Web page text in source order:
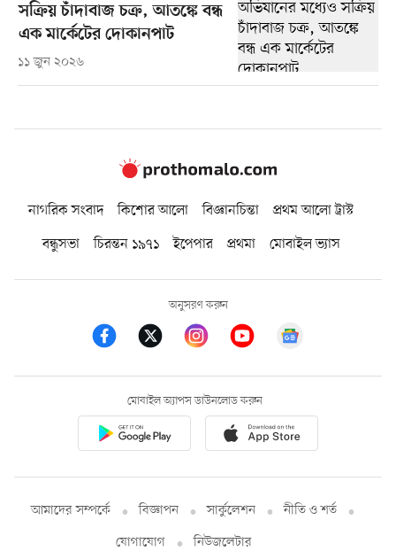
সক্রিয় চাঁদাবাজ চক্র, আতঙ্কে বন্ধ
এক মার্কেটের দোকানপাট
১১ জুন ২০২৬
নাগরিক সংবাদ কিশোর আলো বিজ্ঞানচিন্তা
প্রথম আলো ট্রাস্ট
বন্ধুসভা
চিরন্তন ১৯৭১ ইপেপার প্রথমা মোবাইল ভ্যাস
অনুসরণ করুন
মোবাইল অ্যাপস ডাউনলোড করুন
আমাদের সম্পর্কে বিজ্ঞাপন সার্কুলেশন
নীতি ও শর্ত
যোগাযোগ
নিউজলেটার